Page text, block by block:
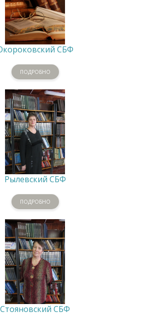
СБФ
ПОДРОБНО
Рылевский СБФ
ПОДРОБНО
Стояновский СБФ